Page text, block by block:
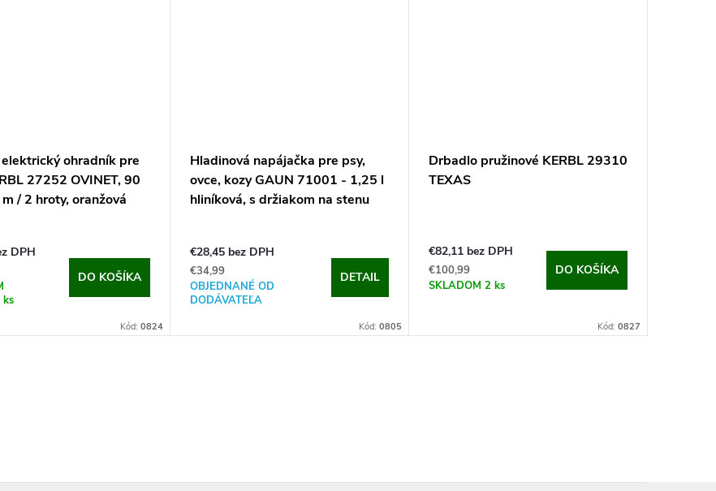
ohradník pre
27252 OVINET, 90
/ 2 hroty, oranžová
DPH
ks
DO KOŠÍKA
Kód: 0824
Hladinová napájačka pre psy,
ovce, kozy GAUN 71001 - 1,25 l
hliníková, s držiakom na stenu
€28,45 bez DPH
€34,99
OBJEDNANÉ OD
DODÁVATEĽA
DETAIL
Kód: 0805
Drbadlo pružinové KERBL 29310
TEXAS
€82,11 bez DPH
€100,99
SKLADOM 2 ks
DO KOŠÍKA
Kód: 0827